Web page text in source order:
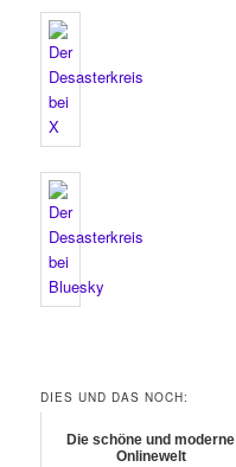
DIES UND DAS NOCH:
Die schöne und moderne
Onlinewelt